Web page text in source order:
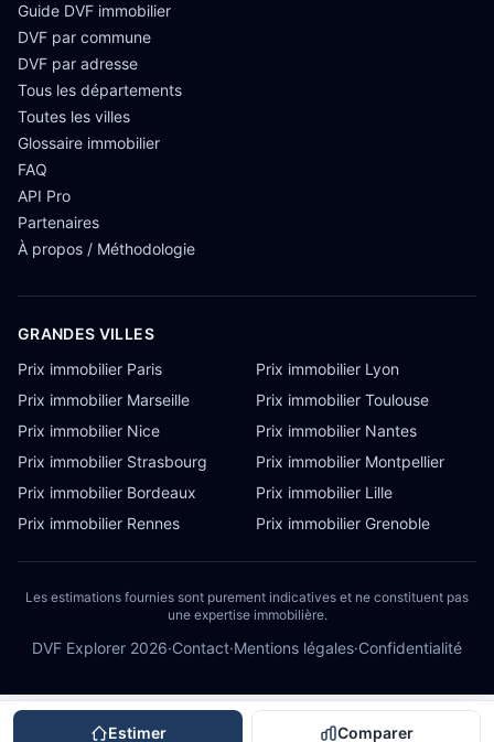
Estimer Comparer
Guide DVF immobilier
DVF par commune
DVF par adresse
Tous les départements
Toutes les villes
Glossaire immobilier
FAQ
API Pro
Partenaires
À propos / Méthodologie
GRANDES VILLES
Prix immobilier Paris
Prix immobilier Lyon
Prix immobilier Marseille
Prix immobilier Toulouse
Prix immobilier Nice
Prix immobilier Nantes
Prix immobilier Strasbourg
Prix immobilier Montpellier
Prix immobilier Bordeaux
Prix immobilier Lille
Prix immobilier Rennes
Prix immobilier Grenoble
Les estimations fournies sont purement indicatives et ne constituent pas
une expertise immobilière.
DVF Explorer 2026·Contact·Mentions légales·Confidentialité